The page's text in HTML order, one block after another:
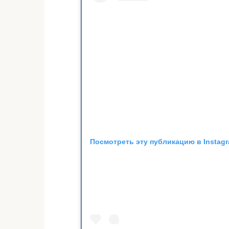
Посмотреть эту публикацию в